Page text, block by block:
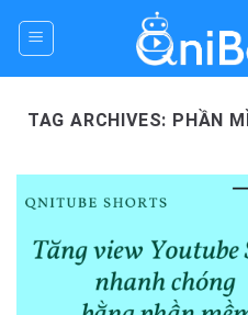
TAG ARCHIVES: PHẦN